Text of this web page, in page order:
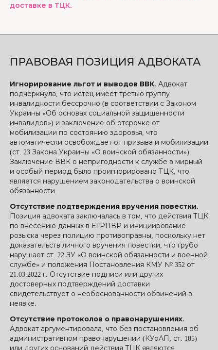
доставке в ТЦК.
ПРАВОВАЯ ПОЗИЦИЯ АДВОКАТА
Игнорирование льгот и выводов ВВК. Адвокат
подчеркнула, что истец имеет третью группу
инвалидности бессрочно (в соответствии с Законом
Украины «Об основах социальной защищенности
инвалидов») и заключение об отсрочке от
мобилизации по состоянию здоровья, что
автоматически освобождает от призыва и мобилизации
(ст. 23 Закона Украины «О воинской обязанности»).
Заключение ВВК о непригодности к службе в мирный
и особый период было проигнорировано ТЦК, что
является нарушением законодательства о воинской
обязанности.
Отсутствие подтверждения вручения повестки.
Позиция адвоката заключалась в том, что действия ТЦК
по внесению данных в ЕГРПВР и инициирование
розыска через полицию противоправны, поскольку нет
доказательств личного вручения повестки, что грубо
нарушает ст. 22 ЗУ «О воинской обязанности и военной
службе» и положения Постановления КМУ № 352 от
21.03.2022 г. Отсутствие подписи или других
достоверных подтверждений доставки
свидетельствует о необоснованности обвинений в
неявке.
Отсутствие протоколов о правонарушениях.
Адвокат аргументировала, что без постановления об
административном правонарушении (КУоАП, ст. 185)
или других оснований действия ТЦК являются